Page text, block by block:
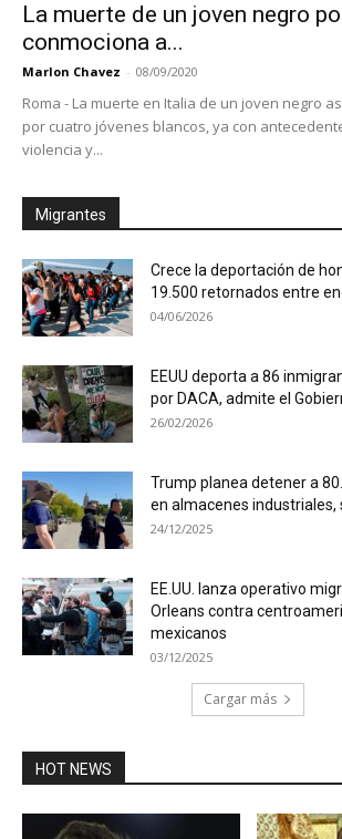
La muerte de un joven negro
conmociona a...
Marlon Chavez - 08/09/2020
Roma - La muerte en Italia de un joven negro
por cuatro jóvenes blancos, ya con
violencia y...
Migrantes
Crece la deportación de
19.500 retornados entre
04/06/2026
EEUU deporta a 86
por DACA, admite el
26/02/2026
Trump planea detener a
en almacenes industriales,
24/12/2025
EE.UU. lanza operativo
Orleans contra
mexicanos
03/12/2025
Cargar más
HOT NEWS